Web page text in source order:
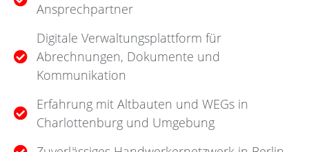
Ansprechpartner
Digitale Verwaltungsplattform für
Abrechnungen, Dokumente und
Kommunikation
Erfahrung mit Altbauten und WEGs in
Charlottenburg und Umgebung